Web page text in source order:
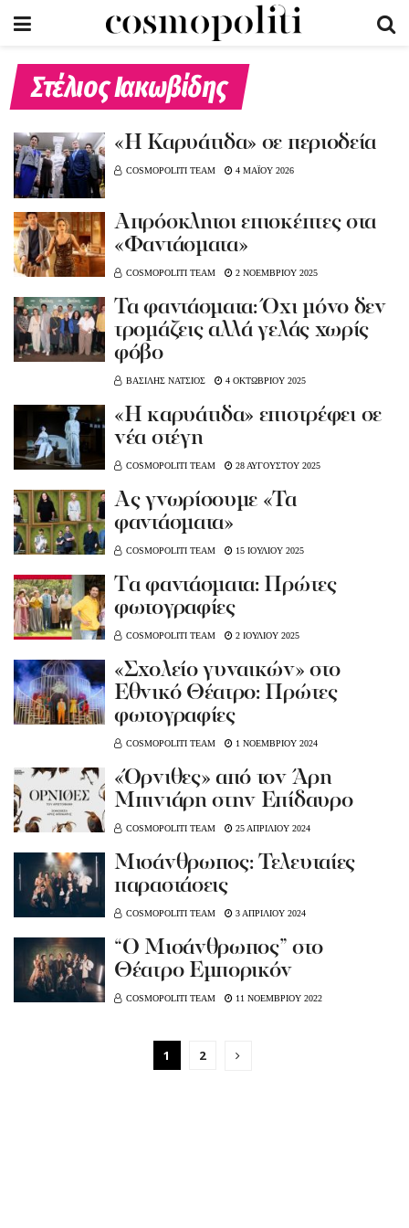
Στέλιος Ιακωβίδης
«Η Καρυάτιδα» σε περιοδεία
COSMOPOLITI TEAM 4 ΜΑΪΟΥ 2026
Απρόσκλητοι επισκέπτες στα
«Φαντάσματα»
COSMOPOLITI TEAM 2 ΝΟΕΜΒΡΙΟΥ 2025
Τα φαντάσματα: Όχι μόνο δεν
τρομάζεις αλλά γελάς χωρίς
φόβο
ΒΑΣΙΛΗΣ ΝΑΤΣΙΟΣ 4 ΟΚΤΩΒΡΙΟΥ 2025
«Η καρυάτιδα» επιστρέφει σε
νέα στέγη
COSMOPOLITI TEAM 28 ΑΥΓΟΥΣΤΟΥ 2025
Ας γνωρίσουμε «Τα
φαντάσματα»
COSMOPOLITI TEAM 15 ΙΟΥΛΙΟΥ 2025
Tα φαντάσματα: Πρώτες
φωτογραφίες
COSMOPOLITI TEAM 2 ΙΟΥΛΙΟΥ 2025
«Σχολείο γυναικών» στο
Εθνικό Θέατρο: Πρώτες
φωτογραφίες
COSMOPOLITI TEAM 1 ΝΟΕΜΒΡΙΟΥ 2024
«Όρνιθες» από τον Άρη
Μπινιάρη στην Επίδαυρο
COSMOPOLITI TEAM 25 ΑΠΡΙΛΙΟΥ 2024
Μισάνθρωπος: Τελευταίες
παραστάσεις
COSMOPOLITI TEAM 3 ΑΠΡΙΛΙΟΥ 2024
“Ο Μισάνθρωπος” στο
Θέατρο Εμπορικόν
COSMOPOLITI TEAM 11 ΝΟΕΜΒΡΙΟΥ 2022
1 2